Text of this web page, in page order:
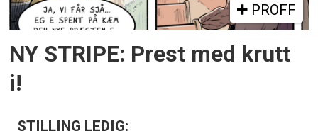
PROFF
NY STRIPE: Prest med krutt
i!
STILLING LEDIG: